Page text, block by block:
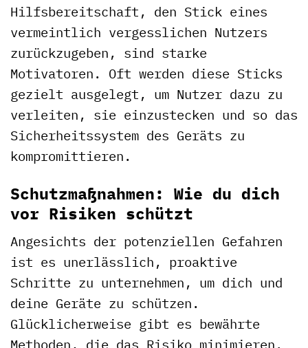
Hilfsbereitschaft, den Stick eines
vermeintlich vergesslichen Nutzers
zurückzugeben, sind starke
Motivatoren. Oft werden diese Sticks
gezielt ausgelegt, um Nutzer dazu zu
verleiten, sie einzustecken und so das
Sicherheitssystem des Geräts zu
kompromittieren.
Schutzmaßnahmen: Wie du dich
vor Risiken schützt
Angesichts der potenziellen Gefahren
ist es unerlässlich, proaktive
Schritte zu unternehmen, um dich und
deine Geräte zu schützen.
Glücklicherweise gibt es bewährte
Methoden, die das Risiko minimieren.